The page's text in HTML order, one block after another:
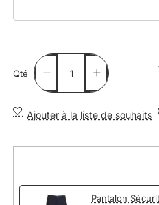
Qté
Ajouter à la liste de souhaits
Pantalon